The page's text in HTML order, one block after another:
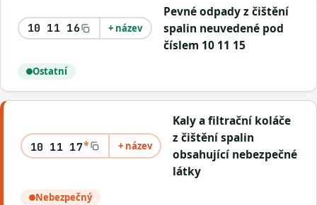
10 11 16 + název
Pevné odpady z čištění
spalin neuvedené pod
číslem 10 11 15
Ostatní
10 11 17* + název
Kaly a filtrační koláče
z čištění spalin
obsahující nebezpečné
látky
Nebezpečný